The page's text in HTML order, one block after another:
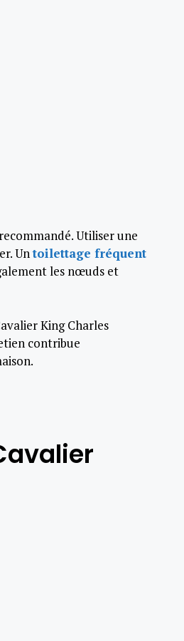
Utiliser une
Untoilettage fréquent
les nœuds et
King Charles
contribue